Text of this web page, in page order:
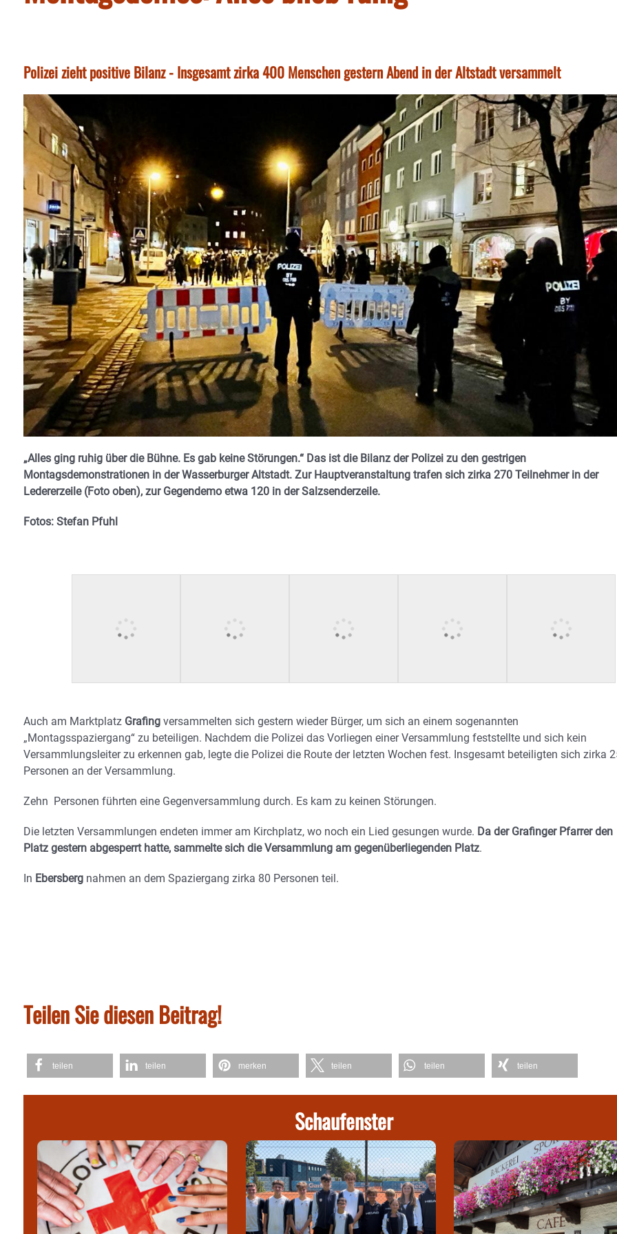
Polizei zieht positive Bilanz - Insgesamt zirka 400 Menschen gestern Abend in der Altstadt versammelt
„Alles ging ruhig über die Bühne. Es gab keine Störungen.“ Das ist die Bilanz der Polizei zu den gestrigen
Montagsdemonstrationen in der Wasserburger Altstadt. Zur Hauptveranstaltung trafen sich zirka 270 Teilnehmer in der
Ledererzeile (Foto oben), zur Gegendemo etwa 120 in der Salzsenderzeile.
Fotos: Stefan Pfuhl
Auch am Marktplatz Grafing versammelten sich gestern wieder Bürger, um sich an einem sogenannten
„Montagsspaziergang“ zu beteiligen. Nachdem die Polizei das Vorliegen einer Versammlung feststellte und sich kein
Versammlungsleiter zu erkennen gab, legte die Polizei die Route der letzten Wochen fest. Insgesamt beteiligten sich zirka
Personen an der Versammlung.
Zehn Personen führten eine Gegenversammlung durch. Es kam zu keinen Störungen.
Die letzten Versammlungen endeten immer am Kirchplatz, wo noch ein Lied gesungen wurde. Da der Grafinger Pfarrer den
Platz gestern abgesperrt hatte, sammelte sich die Versammlung am gegenüberliegenden Platz.
In Ebersberg nahmen an dem Spaziergang zirka 80 Personen teil.
Teilen Sie diesen Beitrag!
teilen teilen merken teilen teilen teilen
Schaufenster